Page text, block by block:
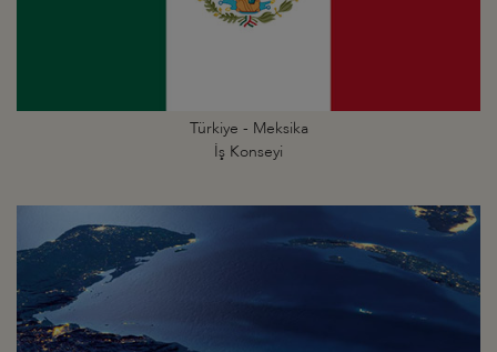
Türkiye - Meksika
İş Konseyi